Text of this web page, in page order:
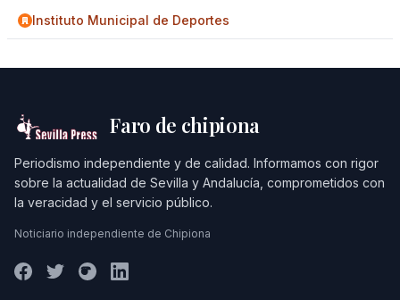
Instituto Municipal de Deportes
Faro de chipiona
Periodismo independiente y de calidad. Informamos con rigor
sobre la actualidad de Sevilla y Andalucía, comprometidos con
la veracidad y el servicio público.
Noticiario independiente de Chipiona